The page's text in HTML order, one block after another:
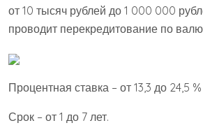
от 10 тысяч рублей до 1 000 000
проводит перекредитование по
Процентная ставка – от 13,3 до 24,5 %
Срок – от 1 до 7 лет.